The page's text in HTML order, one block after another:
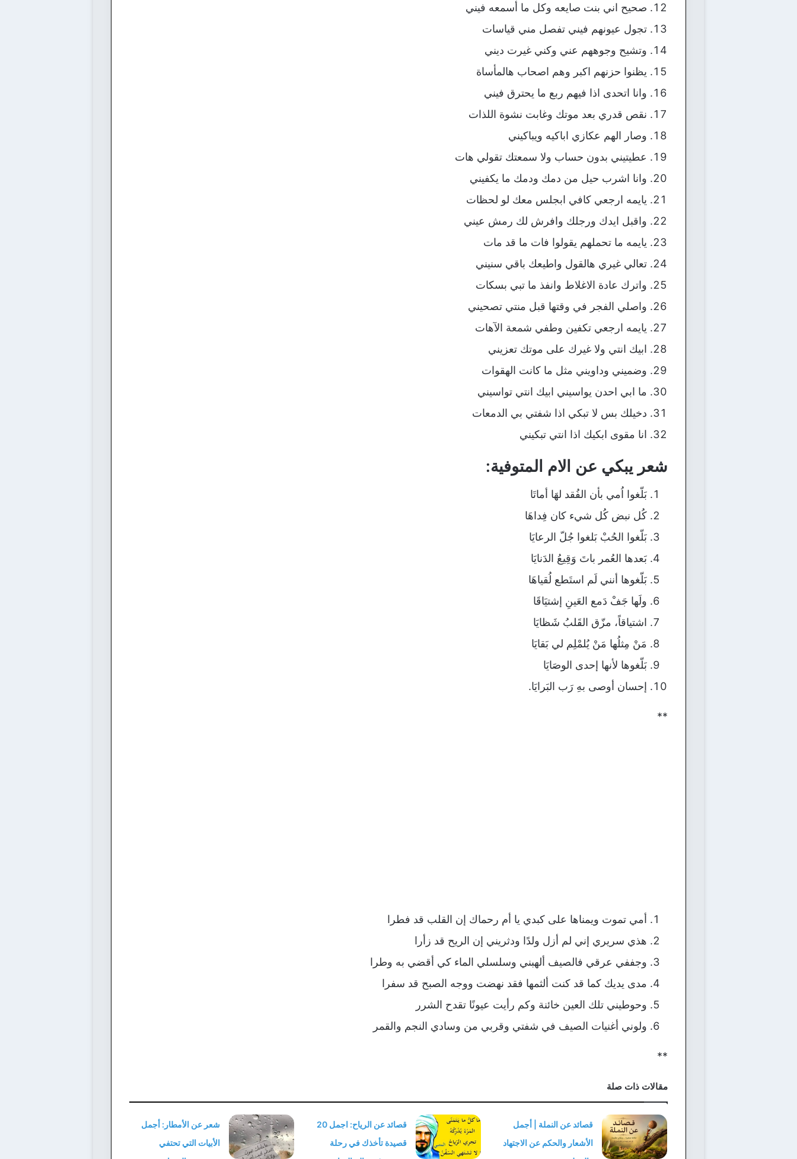
صحيح اني بنت صايعه وكل ما أسمعه فيني
تجول عيونهم فيني تفصل مني قياسات
وتشيح وجوههم عني وكني غيرت ديني
يظنوا حزنهم اكبر وهم اصحاب هالمأساة
وانا اتحدى اذا فيهم ربع ما يحترق فيني
نقص قدري بعد موتك وغابت نشوة اللذات
وصار الهم عكازي اباكيه ويباكيني
عطيتيني بدون حساب ولا سمعتك تقولي هات
وانا اشرب حيل من دمك ودمك ما يكفيني
يايمه ارجعي كافي ابجلس معك لو لحظات
واقبل ايدك ورجلك وافرش لك رمش عيني
يايمه ما تحملهم يقولوا فات ما قد مات
تعالي غيري هالقول واطيعك باقي سنيني
واترك عادة الاغلاط وانفذ ما تبي بسكات
واصلي الفجر في وقتها قبل منتي تصحيني
يايمه ارجعي تكفين وطفي شمعة الآهات
ابيك انتي ولا غيرك على موتك تعزيني
وضميني وداويني مثل ما كانت الهقوات
ما ابي احدن يواسيني ابيك انتي تواسيني
دخيلك بس لا تبكي اذا شفتي بي الدمعات
انا مقوى ابكيك اذا انتي تبكيني
شعر يبكي عن الام المتوفية:
بَلّغوا اُمي بأن الفُقد لهَا أماتَا
كُل نبض كُل شيء كان فِداهَا
بَلّغوا الحُبْ بَلغوا جُلّ الرعايَا
بَعدها العُمر باتَ وَقِيعُ الدَنايَا
بَلّغوها أنني لَم استَطع لُقياهَا
ولَها جَفْ دَمع العَينِ إشتيَاقَا
اشتياقاً، مزّق القَلبُ شَظايَا
مَنْ مِثلُها مَنْ يُلمْلِم لي بَقايَا
بَلّغوها لأنها إحدى الوصَايَا
إحسان أوصى بهِ رَب البَرايَا.
**
أمي تموت ويمناها على كبدي يا أم رحماك إن القلب قد فطرا
هذي سريري إني لم أزل ولدًا ودثريني إن الريح قد زأرا
وجففي عرقي فالصيف ألهبني وسلسلي الماء كي أقضي به وطرا
مدى يديك كما قد كنت ألثمها فقد نهضت ووجه الصبح قد سفرا
وحوطيني تلك العين خائنة وكم رأيت عيونًا تقدح الشرر
ولوني أغنيات الصيف في شفتي وقربي من وسادي النجم والقمر
**
مقالات ذات صلة
قصائد عن النملة | أجمل
الأشعار والحكم عن الاجتهاد
قصائد عن الرياح: اجمل 20
قصيدة تأخذك في رحلة
شعر عن الأمطار: أجمل
الأبيات التي تحتفي